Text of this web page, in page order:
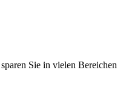
Sie in vielen Bereichen